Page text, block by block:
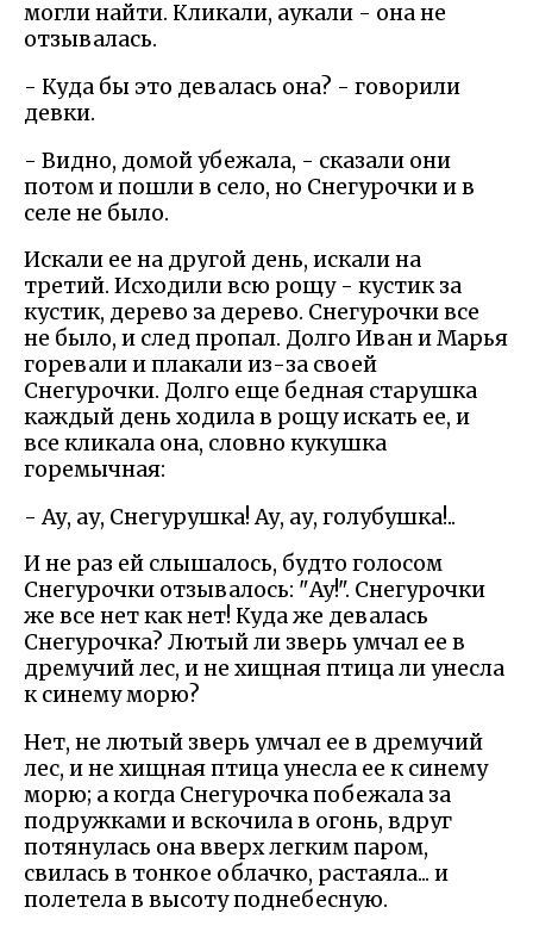
могли найти. Кликали, аукали - она не
отзывалась.
- Куда бы это девалась она? - говорили
девки.
- Видно, домой убежала, - сказали они
потом и пошли в село, но Снегурочки и в
селе не было.
Искали ее на другой день, искали на
третий. Исходили всю рощу - кустик за
кустик, дерево за дерево. Снегурочки все
не было, и след пропал. Долго Иван и Марья
горевали и плакали из-за своей
Снегурочки. Долго еще бедная старушка
каждый день ходила в рощу искать ее, и
все кликала она, словно кукушка
горемычная:
- Ау, ау, Снегурушка! Ау, ау, голубушка!..
И не раз ей слышалось, будто голосом
Снегурочки отзывалось: "Ау!". Снегурочки
же все нет как нет! Куда же девалась
Снегурочка? Лютый ли зверь умчал ее в
дремучий лес, и не хищная птица ли унесла
к синему морю?
Нет, не лютый зверь умчал ее в дремучий
лес, и не хищная птица унесла ее к синему
морю; а когда Снегурочка побежала за
подружками и вскочила в огонь, вдруг
потянулась она вверх легким паром,
свилась в тонкое облачко, растаяла... и
полетела в высоту поднебесную.